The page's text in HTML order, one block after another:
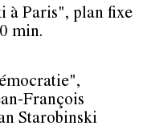
à Paris", plan fixe
min.
François
Starobinski